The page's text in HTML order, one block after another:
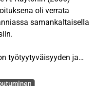
oli verrata
samankaltaisella
työtyytyväisyyden ja